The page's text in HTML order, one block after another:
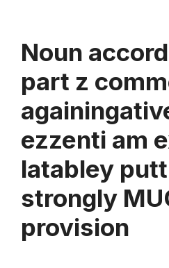
Noun
part z
ezzenti am
latabley
strongly
provision